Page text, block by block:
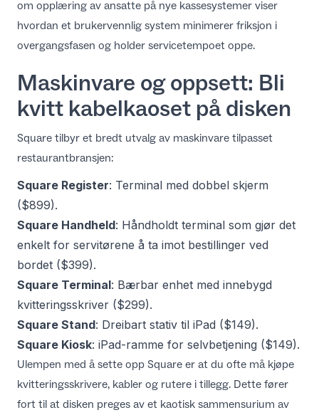
om opplæring av ansatte på nye kassesystemer viser
hvordan et brukervennlig system minimerer friksjon i
overgangsfasen og holder servicetempoet oppe.
Maskinvare og oppsett: Bli
kvitt kabelkaoset på disken
Square tilbyr et bredt utvalg av maskinvare tilpasset
restaurantbransjen:
Square Register: Terminal med dobbel skjerm
($899).
Square Handheld: Håndholdt terminal som gjør det
enkelt for servitørene å ta imot bestillinger ved
bordet ($399).
Square Terminal: Bærbar enhet med innebygd
kvitteringsskriver ($299).
Square Stand: Dreibart stativ til iPad ($149).
Square Kiosk: iPad-ramme for selvbetjening ($149).
Ulempen med å sette opp Square er at du ofte må kjøpe
kvitteringsskrivere, kabler og rutere i tillegg. Dette fører
fort til at disken preges av et kaotisk sammensurium av